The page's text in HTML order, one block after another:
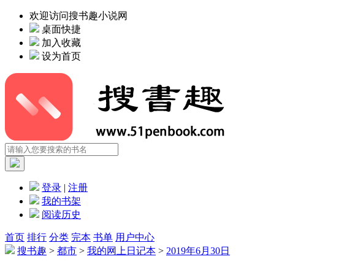
欢迎访问搜书趣小说网
桌面快捷
加入收藏
设为首页
登录 | 注册
我的书架
阅读历史
首页 排行 分类 完本 书单 用户中心
搜书趣 > 都市 > 我的网上日记本 > 2019年6月30日